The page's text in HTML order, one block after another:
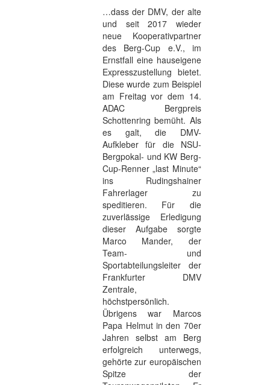
…dass der DMV, der alte
und seit 2017 wieder
neue Kooperativpartner
des Berg-Cup e.V., im
Ernstfall eine hauseigene
Expresszustellung bietet.
Diese wurde zum Beispiel
am Freitag vor dem 14.
ADAC Bergpreis
Schottenring bemüht. Als
es galt, die DMV-
Aufkleber für die NSU-
Bergpokal- und KW Berg-
Cup-Renner „last Minute“
ins Rudingshainer
Fahrerlager zu
speditieren. Für die
zuverlässige Erledigung
dieser Aufgabe sorgte
Marco Mander, der
Team- und
Sportabteilungsleiter der
Frankfurter DMV
Zentrale,
höchstpersönlich.
Übrigens war Marcos
Papa Helmut in den 70er
Jahren selbst am Berg
erfolgreich unterwegs,
gehörte zur europäischen
Spitze der